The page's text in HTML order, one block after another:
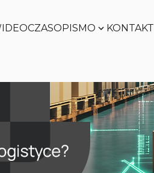
CZASOPISMO
Zobacz
KONTAKT
Zobacz